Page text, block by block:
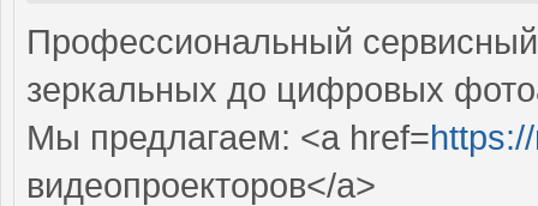
Профессиональный
зеркальных до цифровых
Мы предлагаем: <a href=
видеопроекторов</a>